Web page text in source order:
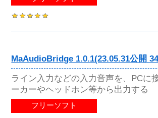
MaAudioBridge 1.0.1(23.05.31公開
ライン入力などの入力音声を、PCに
ーカーやヘッドホン等から出力する
フリーソフト